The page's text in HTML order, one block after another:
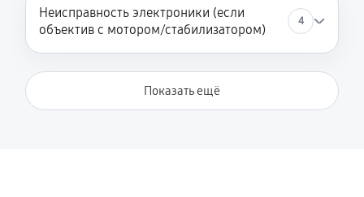
Неисправность электроники (если
объектив с мотором/стабилизатором)
4
Показать ещё